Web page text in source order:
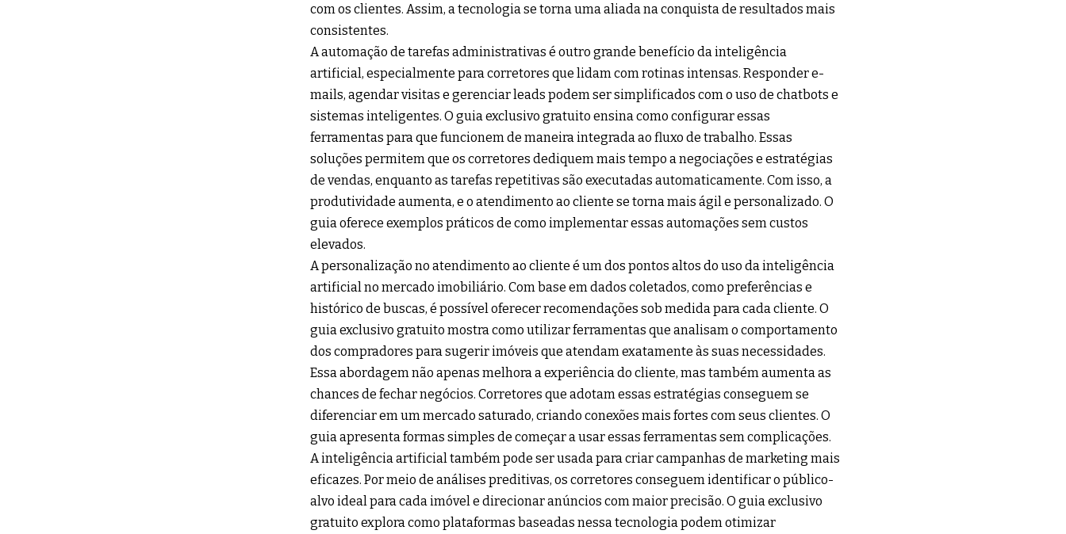
com os clientes. Assim, a tecnologia se torna uma aliada na conquista de resultados mais
consistentes.
A automação de tarefas administrativas é outro grande benefício da inteligência
artificial, especialmente para corretores que lidam com rotinas intensas. Responder e-
mails, agendar visitas e gerenciar leads podem ser simplificados com o uso de chatbots e
sistemas inteligentes. O guia exclusivo gratuito ensina como configurar essas
ferramentas para que funcionem de maneira integrada ao fluxo de trabalho. Essas
soluções permitem que os corretores dediquem mais tempo a negociações e estratégias
de vendas, enquanto as tarefas repetitivas são executadas automaticamente. Com isso, a
produtividade aumenta, e o atendimento ao cliente se torna mais ágil e personalizado. O
guia oferece exemplos práticos de como implementar essas automações sem custos
elevados.
A personalização no atendimento ao cliente é um dos pontos altos do uso da inteligência
artificial no mercado imobiliário. Com base em dados coletados, como preferências e
histórico de buscas, é possível oferecer recomendações sob medida para cada cliente. O
guia exclusivo gratuito mostra como utilizar ferramentas que analisam o comportamento
dos compradores para sugerir imóveis que atendam exatamente às suas necessidades.
Essa abordagem não apenas melhora a experiência do cliente, mas também aumenta as
chances de fechar negócios. Corretores que adotam essas estratégias conseguem se
diferenciar em um mercado saturado, criando conexões mais fortes com seus clientes. O
guia apresenta formas simples de começar a usar essas ferramentas sem complicações.
A inteligência artificial também pode ser usada para criar campanhas de marketing mais
eficazes. Por meio de análises preditivas, os corretores conseguem identificar o público-
alvo ideal para cada imóvel e direcionar anúncios com maior precisão. O guia exclusivo
gratuito explora como plataformas baseadas nessa tecnologia podem otimizar